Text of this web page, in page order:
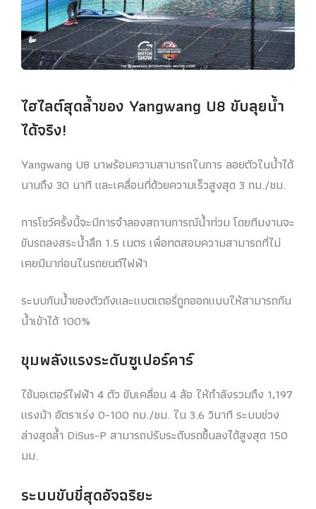
ไฮไลต์สุดล้ำของ Yangwang U8 ขับลุยน้ำ
ได้จริง!
Yangwang U8 มาพร้อมความสามารถในการ ลอยตัวในน้ำได้
นานถึง 30 นาที และเคลื่อนที่ด้วยความเร็วสูงสุด 3 กม./ชม.
การโชว์ครั้งนี้จะมีการจำลองสถานการณ์น้ำท่วม โดยทีมงานจะ
ขับรถลงสระน้ำลึก 1.5 เมตร เพื่อทดสอบความสามารถที่ไม่
เคยมีมาก่อนในรถยนต์ไฟฟ้า
ระบบกันน้ำของตัวถังและแบตเตอรี่ถูกออกแบบให้สามารถกัน
น้ำเข้าได้ 100%
ขุมพลังแรงระดับซูเปอร์คาร์
ใช้มอเตอร์ไฟฟ้า 4 ตัว ขับเคลื่อน 4 ล้อ ให้กำลังรวมถึง 1,197
แรงม้า อัตราเร่ง 0-100 กม./ชม. ใน 3.6 วินาที ระบบช่วง
ล่างสุดล้ำ DiSus-P สามารถปรับระดับรถขึ้นลงได้สูงสุด 150
มม.
ระบบขับขี่สุดอัจฉริยะ